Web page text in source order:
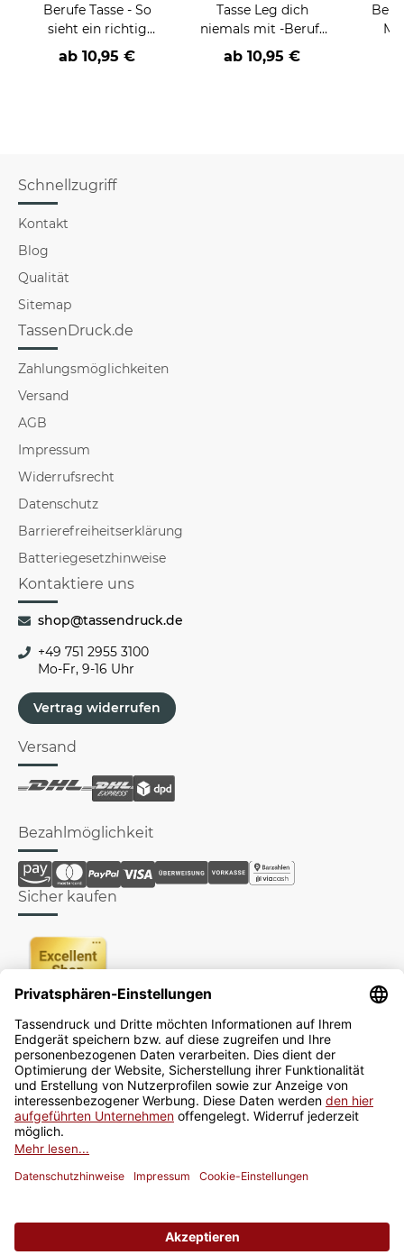
Berufe Tasse - So
sieht ein richtig
cooler -BERUF- aus
ab 10,95 €
Tasse Leg dich
niemals mit -Beruf-
an
ab 10,95 €
Schnellzugriff
Kontakt
Blog
Qualität
Sitemap
TassenDruck.de
Zahlungsmöglichkeiten
Versand
AGB
Impressum
Widerrufsrecht
Datenschutz
Barrierefreiheitserklärung
Batteriegesetzhinweise
Kontaktiere uns
shop@tassendruck.de
+49 751 2955 3100
Mo-Fr, 9-16 Uhr
Vertrag widerrufen
Versand
Bezahlmöglichkeit
Sicher kaufen
Newsletter